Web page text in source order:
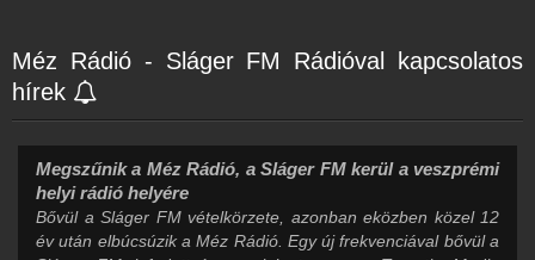
Méz Rádió - Sláger FM Rádióval kapcsolatos
hírek
Megszűnik a Méz Rádió, a Sláger FM kerül a veszprémi
helyi rádió helyére
Bővül a Sláger FM vételkörzete, azonban eközben közel 12
év után elbúcsúzik a Méz Rádió. Egy új frekvenciával bővül a